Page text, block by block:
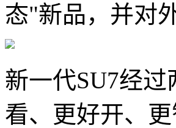
态"新品，并对
新一代SU7经
看、更好开、